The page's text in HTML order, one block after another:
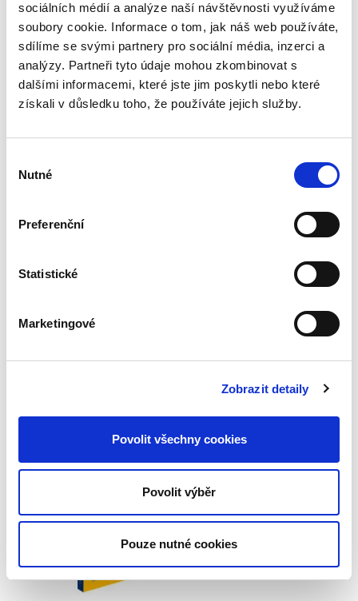
sociálních médií a analýze naší návštěvnosti využíváme
soubory cookie. Informace o tom, jak náš web používáte,
sdílíme se svými partnery pro sociální média, inzerci a
analýzy. Partneři tyto údaje mohou zkombinovat s
dalšími informacemi, které jste jim poskytli nebo které
získali v důsledku toho, že používáte jejich služby.
souhlasu
Nutné
Preferenční
Statistické
Marketingové
Zobrazit detaily
Povolit všechny cookies
Povolit výběr
Pouze nutné cookies
Skončení pracovního poměru může snadno
vést k soudnímu sporu. Předkládaná publikace
nabízí praktický výklad všech aspektů, které s
takovým sporem souvisí. Popisuje postupy při
zdánlivém a neplatném...
Evropské
Alexander J. Bělohlávek
podrobného komentáře k Nařízení 2015/848 o
C. H. Beck v roce 2020. Zmíněný komentář byl
Transpozice
rodičovské